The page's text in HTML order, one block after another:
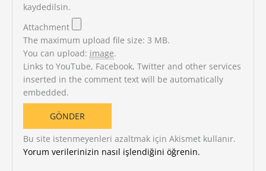
kaydedilsin.
Attachment
The maximum upload file size: 3 MB.
You can upload: image.
Links to YouTube, Facebook, Twitter and other services
inserted in the comment text will be automatically
embedded.
Bu site istenmeyenleri azaltmak için Akismet kullanır.
Yorum verilerinizin nasıl işlendiğini öğrenin.